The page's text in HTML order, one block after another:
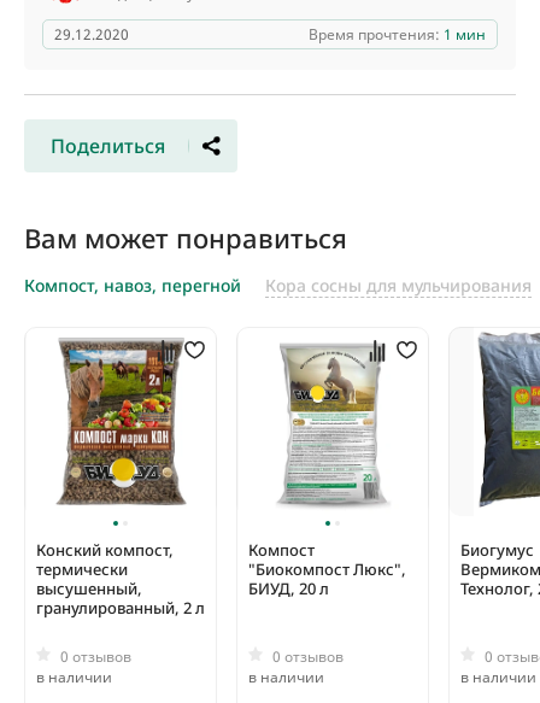
29.12.2020
Время прочтения: 1 мин
Поделиться
Вам может понравиться
Компост, навоз, перегной Кора сосны для мульчирования
Конский компост,
термически
высушенный,
гранулированный, 2 л
0 отзывов
в наличии
Компост
"Биокомпост Люкс",
БИУД, 20 л
0 отзывов
в наличии
Биогумус
Технолог,
0
в наличии